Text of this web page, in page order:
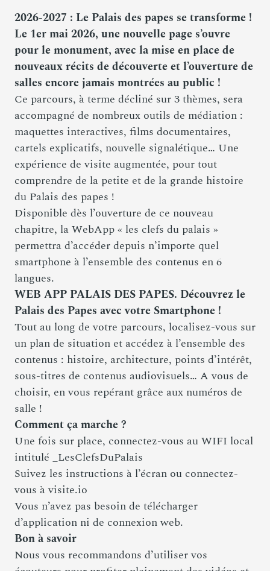
2026-2027 : Le Palais des papes se transforme !
Le 1er mai 2026, une nouvelle page s’ouvre
pour le monument, avec la mise en place de
nouveaux récits de découverte et l’ouverture de
salles encore jamais montrées au public !
Ce parcours, à terme décliné sur 3 thèmes, sera
accompagné de nombreux outils de médiation :
maquettes interactives, films documentaires,
cartels explicatifs, nouvelle signalétique… Une
expérience de visite augmentée, pour tout
comprendre de la petite et de la grande histoire
du Palais des papes !
Disponible dès l’ouverture de ce nouveau
chapitre, la WebApp « les clefs du palais »
permettra d’accéder depuis n’importe quel
smartphone à l’ensemble des contenus en 6
langues.
WEB APP PALAIS DES PAPES. Découvrez le
Palais des Papes avec votre Smartphone !
Tout au long de votre parcours, localisez-vous sur
un plan de situation et accédez à l’ensemble des
contenus : histoire, architecture, points d’intérêt,
sous-titres de contenus audiovisuels… A vous de
choisir, en vous repérant grâce aux numéros de
salle !
Comment ça marche ?
Une fois sur place, connectez-vous au WIFI local
intitulé _LesClefsDuPalais
Suivez les instructions à l’écran ou connectez-
vous à visite.io
Vous n’avez pas besoin de télécharger
d’application ni de connexion web.
Bon à savoir
Nous vous recommandons d’utiliser vos